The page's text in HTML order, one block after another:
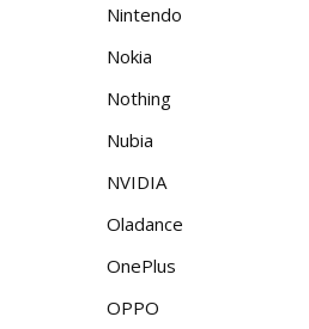
Nintendo
Nokia
Nothing
Nubia
NVIDIA
Oladance
OnePlus
OPPO